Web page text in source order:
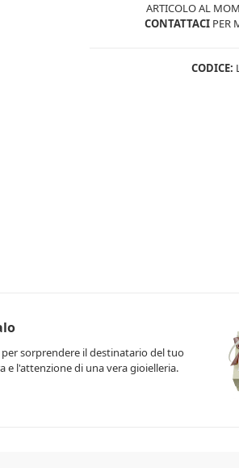
ARTICOLO AL
CONTATTACI PER
CODICE:
sorprendere il destinatario del tuo
e l'attenzione di una vera gioielleria.